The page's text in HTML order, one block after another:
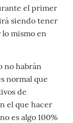
el primer
siendo tener
lo mismo en
no habrán
normal que
de
el que hacer
es algo 100%